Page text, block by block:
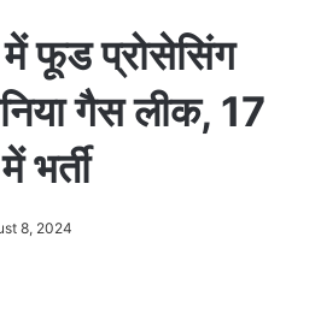
में फूड प्रोसेसिंग
गैस लीक, 17
भर्ती
8, 2024